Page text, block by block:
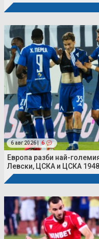
6 авг 2026 | 6
Европа разби най-
Левски, ЦСКА и ЦСКА